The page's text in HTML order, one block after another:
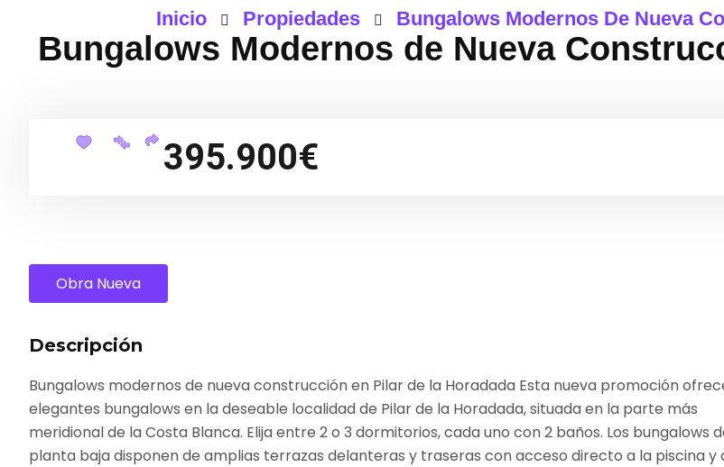
Inicio Propiedades Bungalows Modernos De Nueva
Bungalows Modernos de Nueva
395.900€
Obra Nueva
Descripción
Bungalows modernos de nueva construcción en Pilar de la Horadada Esta nueva promoción
elegantes bungalows en la deseable localidad de Pilar de la Horadada, situada en la parte más
meridional de la Costa Blanca. Elija entre 2 o 3 dormitorios, cada uno con 2 baños. Los bungalows
planta baja disponen de amplias terrazas delanteras y traseras con acceso directo a la piscina y